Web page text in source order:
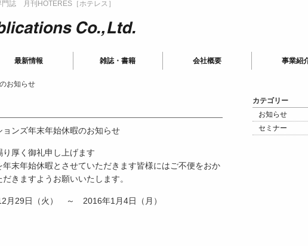
誌 月刊HOTERES［ホテレス］
最新情報 雑誌・書籍 会社概要 事業紹
お知らせ
ンズ年末年始休暇のお知らせ
厚く御礼申し上げます
末年始休暇とさせていただきます 皆様にはご不便をおか
きますようお願いいたします。
月29日（火） ～ 2016年1月4日（月）
カテゴリー
お知らせ
セミナー